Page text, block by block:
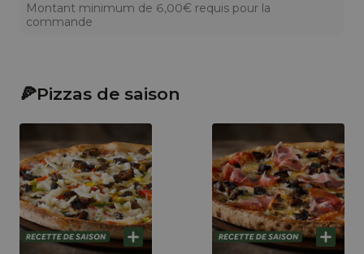
Montant minimum de 6,00€ requis pour la
commande
🍕Pizzas de saison